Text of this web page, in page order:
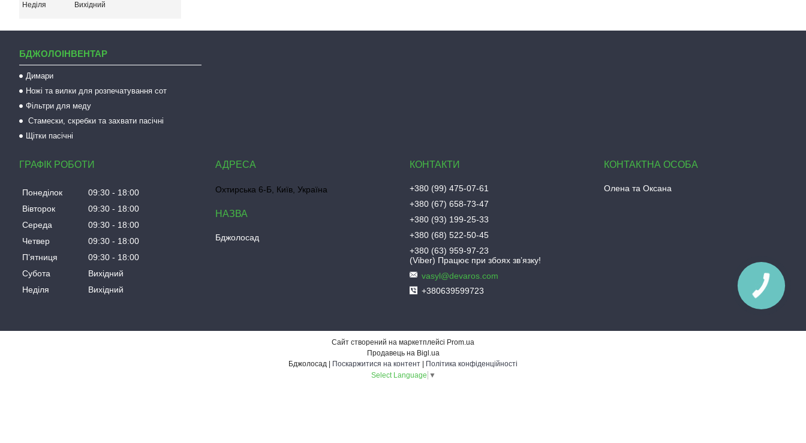
Неділя
Вихідний
БДЖОЛОІНВЕНТАР
Димари
Ножі та вилки для розпечатування сот
Фільтри для меду
Стамески, скребки та захвати пасічні
Щітки пасічні
ГРАФІК РОБОТИ
Понеділок 09:30
18:00
Вівторок
09:30
18:00
Середа
09:30
18:00
Четвер
09:30
18:00
Пʼятниця
09:30
18:00
Субота
Вихідний
Неділя
Вихідний
Охтирська 6-Б, Київ, Україна
Бджолосад
+380 (99) 475-07-61
+380 (67) 658-73-47
+380 (93) 199-25-33
+380 (68) 522-50-45
+380 (63) 959-97-23
(Viber) Працює при збоях зв’язку!
vasyl@devaros.com
+380639599723
Олена та Оксана
Сайт створений на маркетплейсі Prom.ua
Продавець на Bigl.ua
Поскаржитися на контент
Політика конфіденційності
Select Language ▼